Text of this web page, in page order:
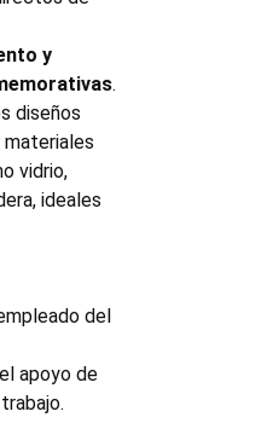
y
.
diseños
vidrio,
ideales
del
apoyo de